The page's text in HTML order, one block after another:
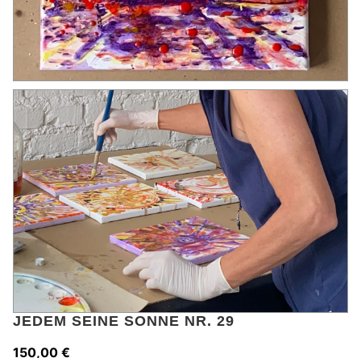
JEDEM SEINE SONNE NR. 29
150,00 €